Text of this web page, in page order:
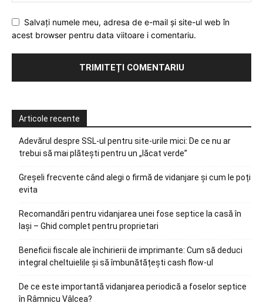
Salvați numele meu, adresa de e-mail și site-ul web în
acest browser pentru data viitoare i comentariu.
Articole recente
Adevărul despre SSL-ul pentru site-urile mici: De ce nu ar
trebui să mai plătești pentru un „lăcat verde”
Greșeli frecvente când alegi o firmă de vidanjare și cum le poți
evita
Recomandări pentru vidanjarea unei fose septice la casă în
Iași – Ghid complet pentru proprietari
Beneficii fiscale ale închirierii de imprimante: Cum să deduci
integral cheltuielile și să îmbunătățești cash flow-ul
De ce este importantă vidanjarea periodică a foselor septice
în Râmnicu Vâlcea?